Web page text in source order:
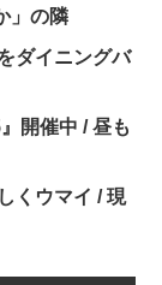
」の隣
ダイニングバ
開催中 / 昼も
くウマイ / 現